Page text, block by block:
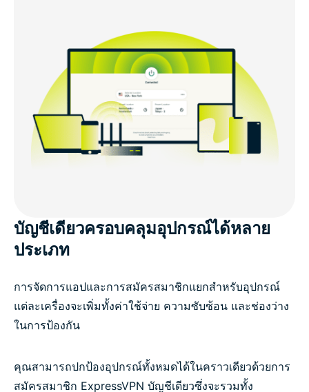
บัญชีเดียวครอบคลุมอุปกรณ์ได้หลาย
ประเภท
การจัดการแอปและการสมัครสมาชิกแยกสำหรับอุปกรณ์
แต่ละเครื่องจะเพิ่มทั้งค่าใช้จ่าย ความซับซ้อน และช่องว่าง
ในการป้องกัน
คุณสามารถปกป้องอุปกรณ์ทั้งหมดได้ในคราวเดียวด้วยการ
สมัครสมาชิก ExpressVPN บัญชีเดียวซึ่งจะรวมทั้ง